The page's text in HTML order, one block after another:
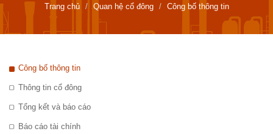
Trang chủ Quan hệ cổ đông Công bố thông tin
Công bố thông tin
Thông tin cổ đông
Tổng kết và báo cáo
Báo cáo tài chính